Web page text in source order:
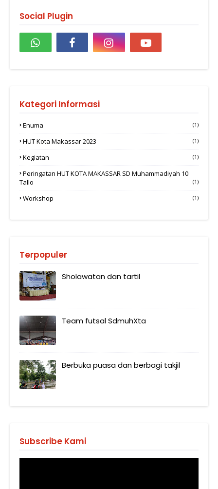
Social Plugin
Kategori Informasi
Enuma (1)
HUT Kota Makassar 2023 (1)
Kegiatan (1)
Peringatan HUT KOTA MAKASSAR SD Muhammadiyah 10
Tallo
(1)
Workshop (1)
Terpopuler
Sholawatan dan tartil
Team futsal SdmuhXta
Berbuka puasa dan berbagi takjil
Subscribe Kami